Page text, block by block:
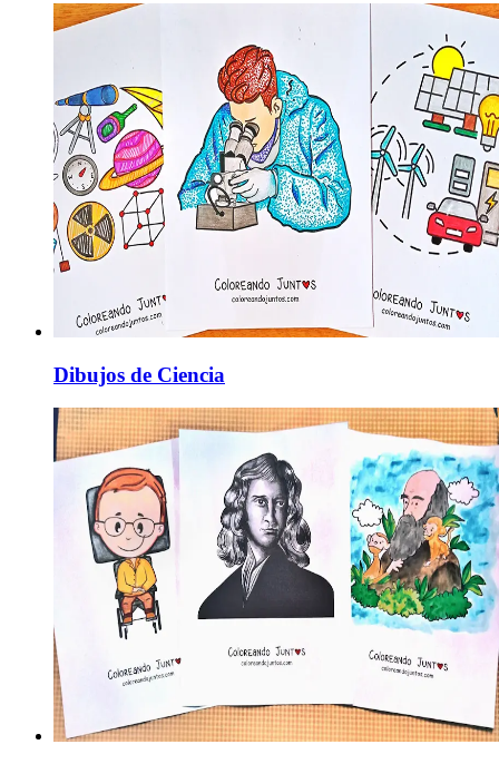
Dibujos de Ciencia